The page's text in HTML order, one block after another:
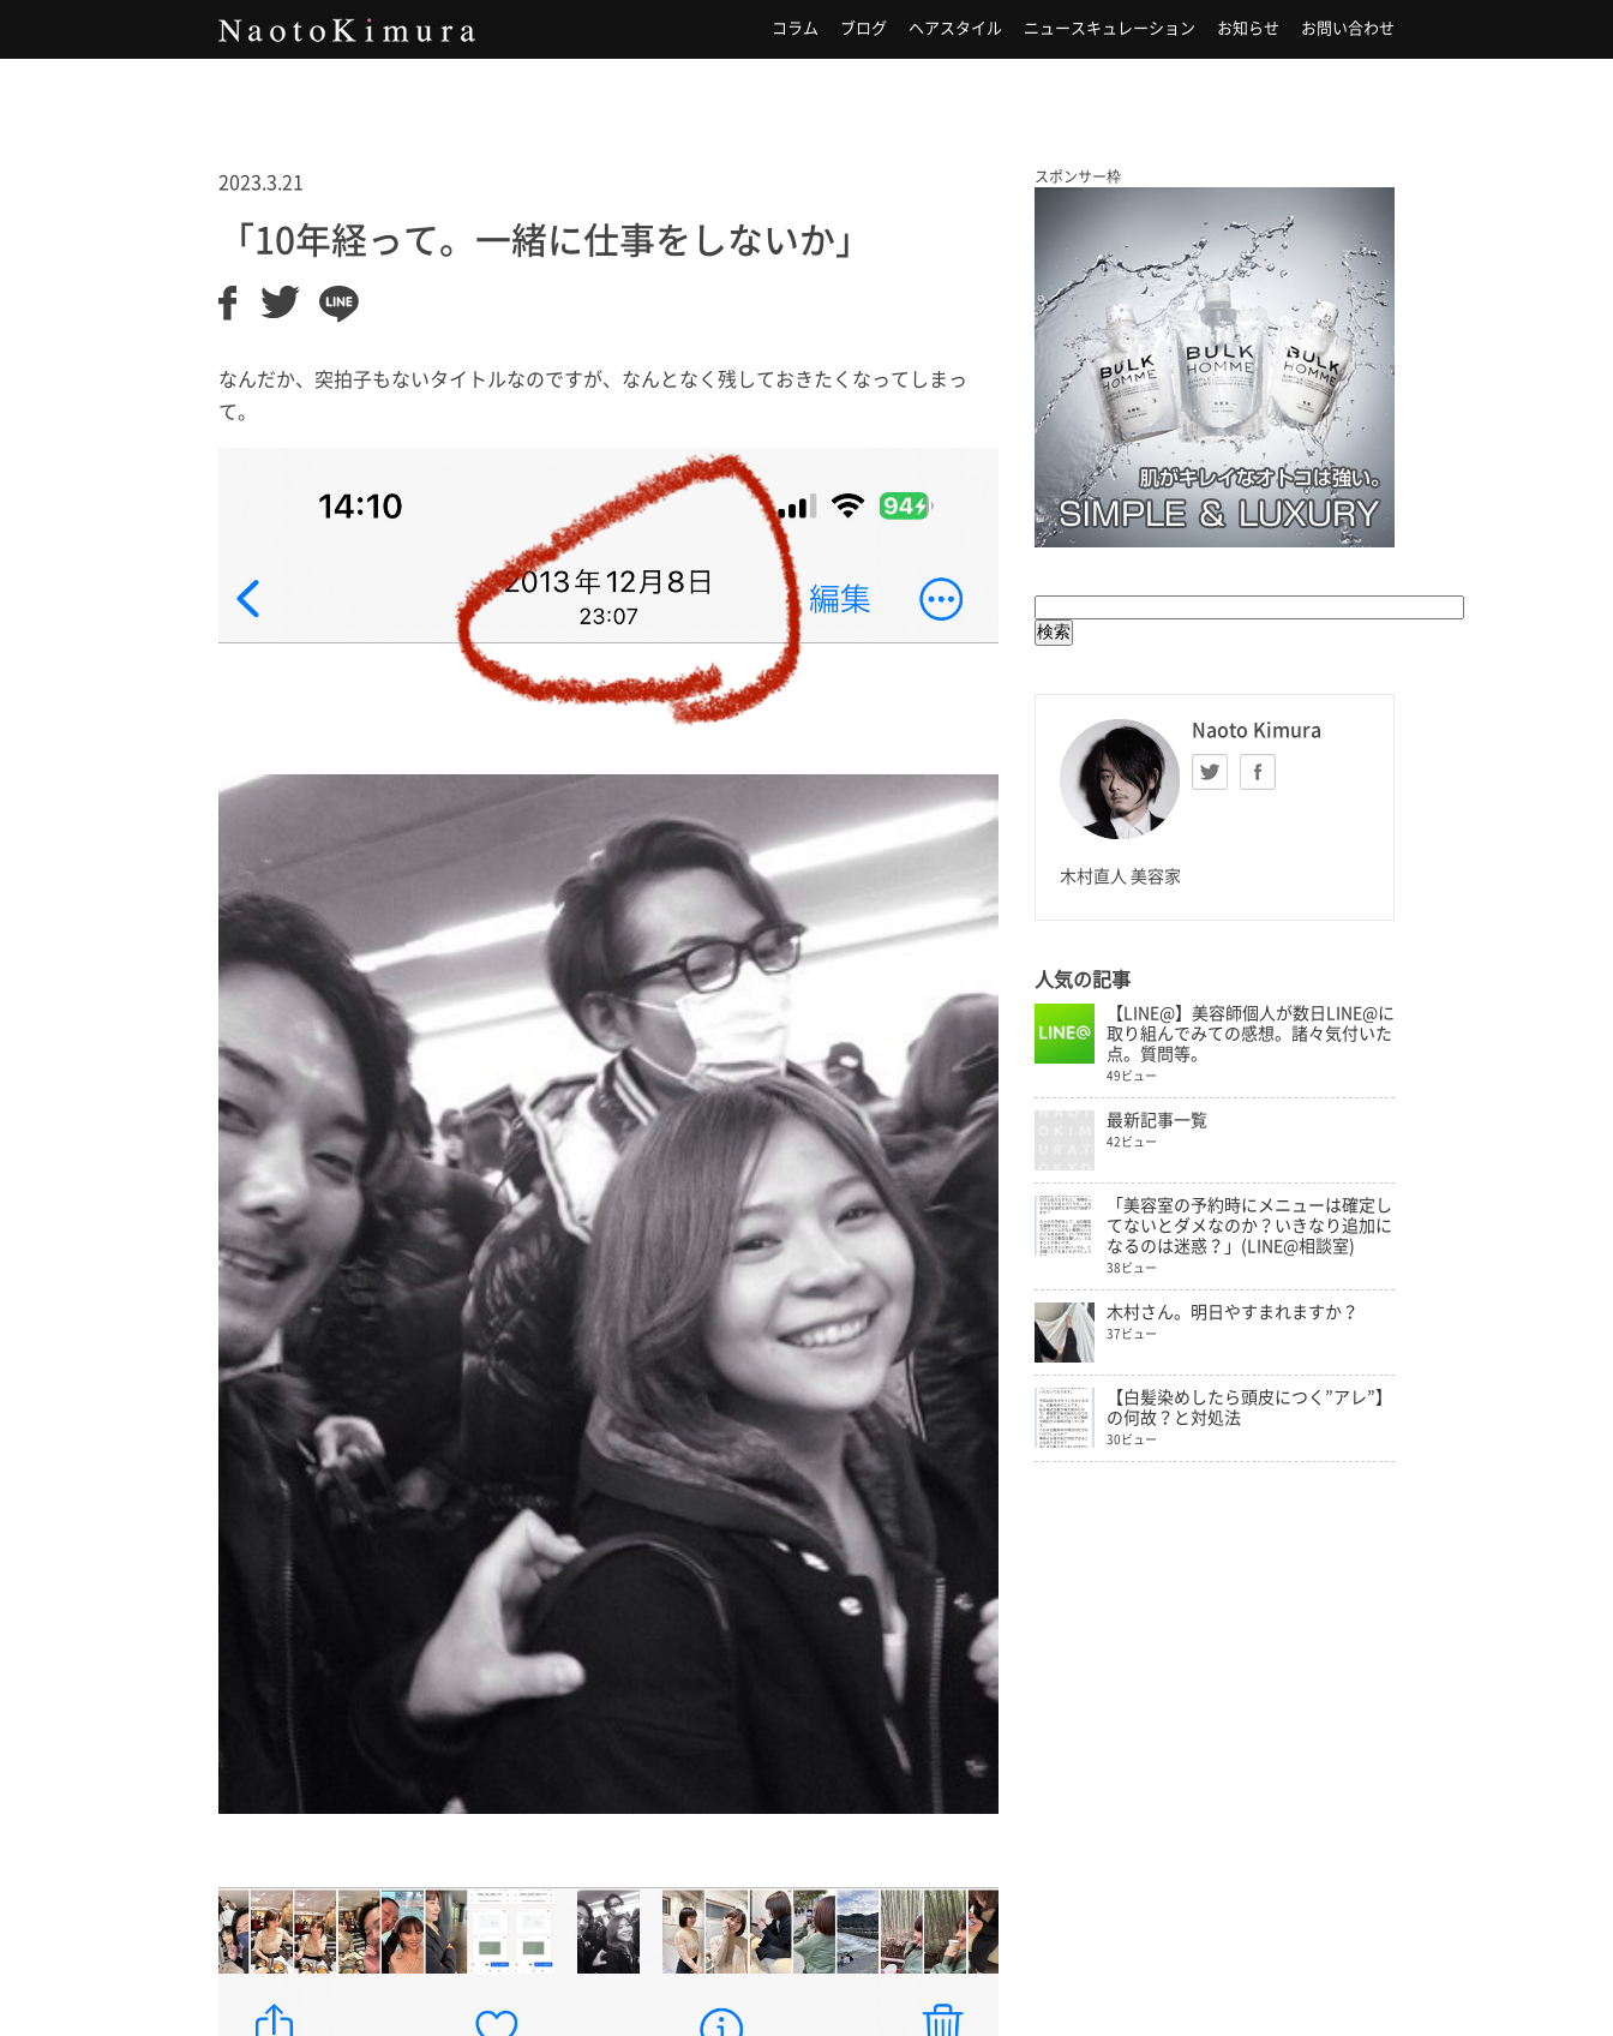
コラム ブログ ヘアスタイル ニュースキュレーション お知らせ お問い合わせ
2023.3.21
「10年経って。一緒に仕事をしないか」
なんだか、突拍子もないタイトルなのですが、なんとなく残しておきたくなってしまっ
て。
スポンサー枠
Naoto Kimura
木村直人 美容家
人気の記事
【LINE@】美容師個人が数日LINE@に
取り組んでみての感想。諸々気付いた
点。質問等。
49ビュー
最新記事一覧
42ビュー
「美容室の予約時にメニューは確定し
てないとダメなのか？いきなり追加に
なるのは迷惑？」(LINE@相談室)
38ビュー
木村さん。明日やすまれますか？
37ビュー
【白髪染めしたら頭皮につく”アレ”】
の何故？と対処法
30ビュー